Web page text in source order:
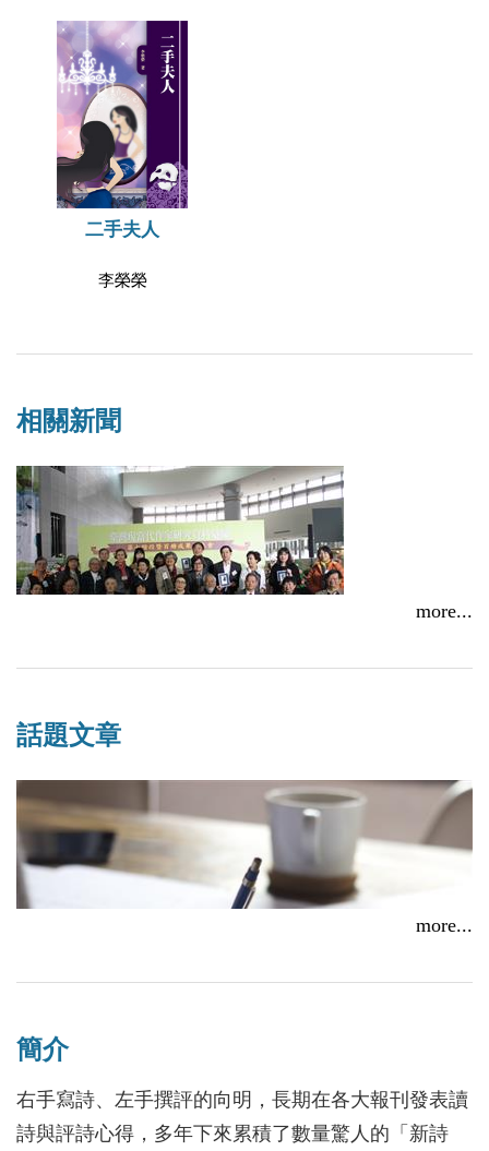
二手夫人
李榮榮
相關新聞
結實百冊， 臺灣現當代作家研究資料彙編計畫成果發表
會
向明、碧果、林秀蓉等多位作家聯手發聲 慶祝詩人節
more...
話題文章
詩人向明談詩的寫與欣賞
more...
簡介
右手寫詩、左手撰評的向明，長期在各大報刊發表讀
詩與評詩心得，多年下來累積了數量驚人的「新詩